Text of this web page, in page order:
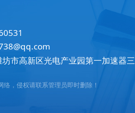
市高新区光电产业园第一加速器三
，侵权请联系管理员即时删除！